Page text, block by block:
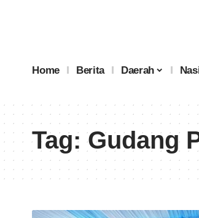
Home Berita Daerah
Tag:Gudang